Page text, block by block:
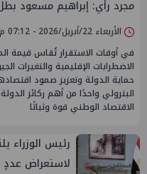
مجرد رأي: إبراهيم مسعود بطل
الأربعاء 22/أبريل/2026 - 07:12 م
في أوقات الاستقرار تُقاس قيمة
الاضطرابات الإقليمية
حماية الدولة وتعزيز صمود
البترولي واحدًا من أهم ركائز
الاقتصاد الوطني قوة وثباتًا
رئيس الوزراء
لاستعراض عددٍ